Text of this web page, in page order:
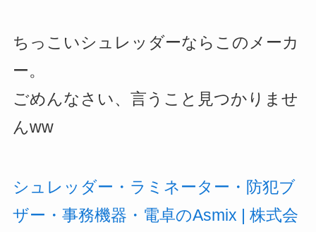
ちっこいシュレッダーならこのメーカ
ー。
ごめんなさい、言うこと見つかりませ
んww
シュレッダー・ラミネーター・防犯ブ
ザー・事務機器・電卓のAsmix | 株式会